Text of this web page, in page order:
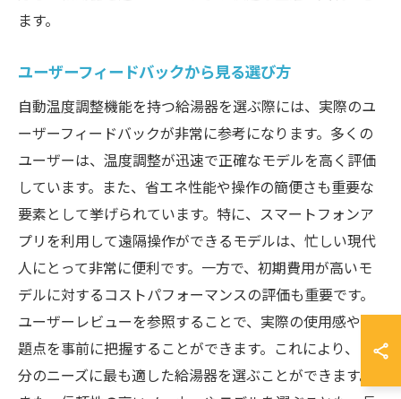
ます。
ユーザーフィードバックから見る選び方
自動温度調整機能を持つ給湯器を選ぶ際には、実際のユ
ーザーフィードバックが非常に参考になります。多くの
ユーザーは、温度調整が迅速で正確なモデルを高く評価
しています。また、省エネ性能や操作の簡便さも重要な
要素として挙げられています。特に、スマートフォンア
プリを利用して遠隔操作ができるモデルは、忙しい現代
人にとって非常に便利です。一方で、初期費用が高いモ
デルに対するコストパフォーマンスの評価も重要です。
ユーザーレビューを参照することで、実際の使用感や問
題点を事前に把握することができます。これにより、自
分のニーズに最も適した給湯器を選ぶことができます。